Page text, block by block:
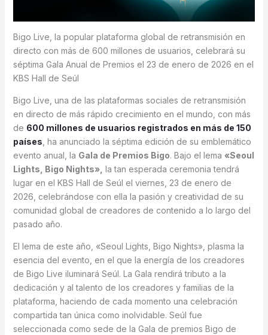
Bigo Live, la popular plataforma global de retransmisión en
directo con más de 600 millones de usuarios, celebrará su
séptima Gala Anual de Premios el 23 de enero de 2026 en el
KBS Hall de Seúl
Bigo Live, una de las plataformas sociales de retransmisión
en directo de más rápido crecimiento en el mundo, con más
de 600 millones de usuarios registrados en más de 150
países , ha anunciado la séptima edición de su emblemático
evento anual, la Gala de Premios Bigo. Bajo el lema «Seoul
Lights, Bigo Nights», la tan esperada ceremonia tendrá
lugar en el KBS Hall de Seúl el viernes, 23 de enero de
2026, celebrándose con ella la pasión y creatividad de su
comunidad global de creadores de contenido a lo largo del
pasado año.
El lema de este año, «Seoul Lights, Bigo Nights», plasma la
esencia del evento, en el que la energía de los creadores
de Bigo Live iluminará Seúl. La Gala rendirá tributo a la
dedicación y al talento de los creadores y familias de la
plataforma, haciendo de cada momento una celebración
compartida tan única como inolvidable. Seúl fue
seleccionada como sede de la Gala de premios Bigo de